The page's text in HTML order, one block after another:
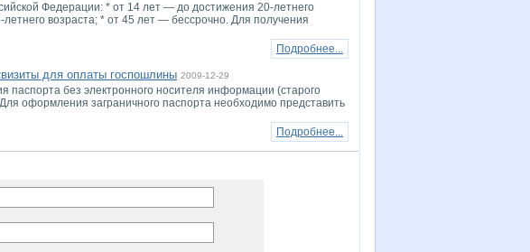
Федерации: * от 14 лет — до достижения 20-летнего
возраста; * от 45 лет — бессрочно. Для получения
Подробнее...
для оплаты госпошлины 2009-12-29
без электронного носителя информации (старого
оформления заграничного паспорта необходимо представить
Подробнее...